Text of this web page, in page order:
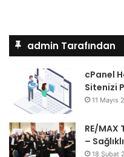
admin Tarafından
cPanel
Sitenizi
11 Mayıs
RE/MAX
–
18 Şubat